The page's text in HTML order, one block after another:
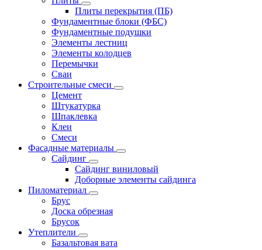
Плиты перекрытия (ПБ)
Фундаментные блоки (ФБС)
Фундаментные подушки
Элементы лестниц
Элементы колодцев
Перемычки
Сваи
Строительные смеси
Цемент
Штукатурка
Шпаклевка
Клеи
Смеси
Фасадные материалы
Сайдинг
Сайдинг виниловый
Доборные элементы сайдинга
Пиломатериал
Брус
Доска обрезная
Брусок
Утеплители
Базальтовая вата